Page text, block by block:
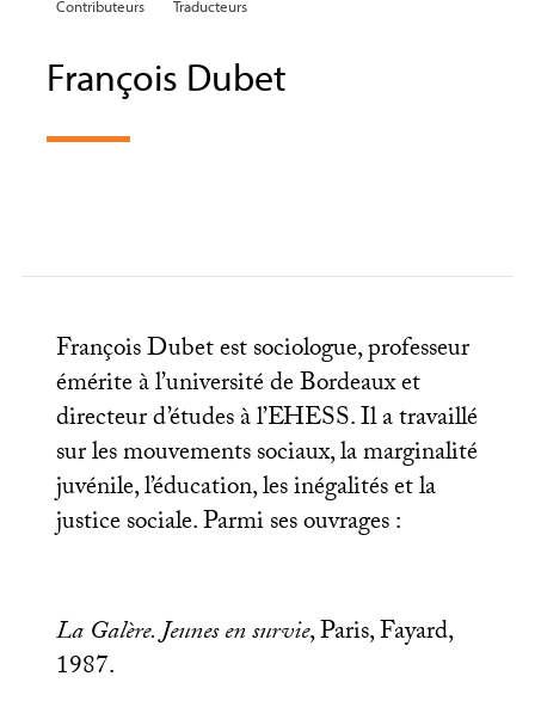
Contributeurs Traducteurs
François Dubet
François Dubet est sociologue, professeur
émérite à l’université de Bordeaux et
directeur d’études à l’EHESS. Il a travaillé
sur les mouvements sociaux, la marginalité
juvénile, l’éducation, les inégalités et la
justice sociale. Parmi ses ouvrages :
La Galère. Jeunes en survie, Paris, Fayard,
1987.